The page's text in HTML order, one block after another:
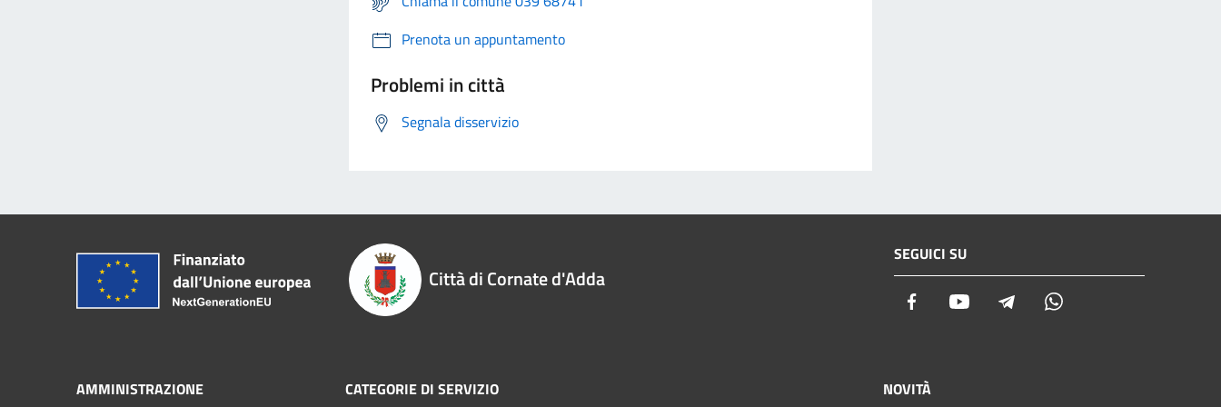
Prenota un appuntamento
Problemi in città
Segnala disservizio
Città di Cornate d'Adda
SEGUICI SU
Facebook Youtube Telegram
AMMINISTRAZIONE CATEGORIE DI SERVIZIO NOVITÀ